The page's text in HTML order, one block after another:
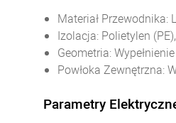
Materiał
Izolacja: Polietylen
Geometria:
Powłoka Zewnętrzna:
Parametry